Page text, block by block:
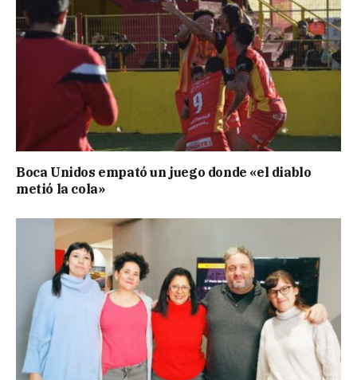
Boca Unidos empató un juego donde «el diablo
metió la cola»